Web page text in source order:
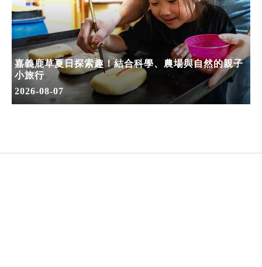
嘉義鹿草夏日探索趣！結合科學、農場與自然的親子
小旅行
2026-08-07